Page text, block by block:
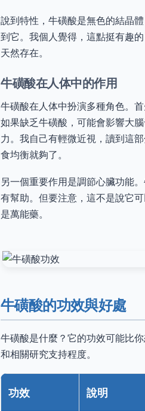
說到特性，牛磺酸是無色的結晶
到它。我個人覺得，這點挺有趣
天然存在。
牛磺酸在人体中的作用
牛磺酸在人体中扮演多種角色。
如果缺乏牛磺酸，可能會影響大
力。我自己有輕微近視，讀到這
食均衡就夠了。
另一個重要作用是調節心臟功能
有幫助。但要注意，這不是說它
是萬能藥。
牛磺酸的功效與好處
牛磺酸是什麼？它的功效可能比
和相關研究支持程度。
功效 說明